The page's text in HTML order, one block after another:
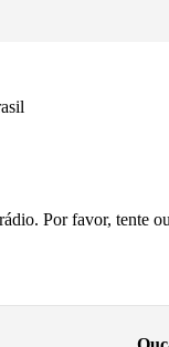
Por favor, tente